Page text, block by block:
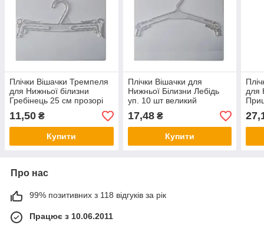
Плічки Вішачки Тремпеля
для Нижньої білизни
Гребінець 25 см прозорі
11,50 ₴
Купити
Плічки Вішачки для
Нижньої Білизни Лебідь
уп. 10 шт великий
прозорий 38 см Польща
17,48₴
Купити
для
Про нас
99% позитивних з 118 відгуків за рік
Працює з 10.06.2011